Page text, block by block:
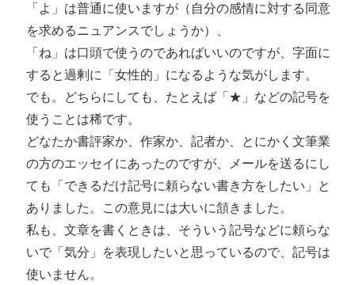
「よ」は普通に使いますが（自分の感情に対する同意
を求めるニュアンスでしょうか）、
「ね」は口頭で使うのであればいいのですが、字面に
すると過剰に「女性的」になるような気がします。
でも。どちらにしても、たとえば「★」などの記号を
使うことは稀です。
どなたか書評家か、作家か、記者か、とにかく文筆業
の方のエッセイにあったのですが、メールを送るにし
ても「できるだけ記号に頼らない書き方をしたい」と
ありました。この意見には大いに頷きました。
私も、文章を書くときは、そういう記号などに頼らな
いで「気分」を表現したいと思っているので、記号は
使いません。